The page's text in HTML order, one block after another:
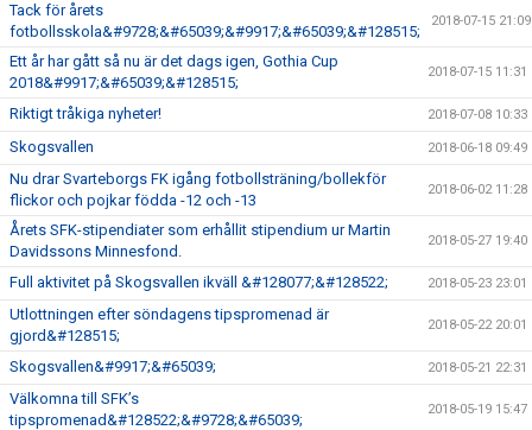
Tack för årets
fotbollsskola&#9728;&#65039;&#9917;&#65039;&#128515;
2018-07-15 21:09
Ett år har gått så nu är det dags igen, Gothia Cup
2018&#9917;&#65039;&#128515;
2018-07-15 11:31
Riktigt tråkiga nyheter! 2018-07-08 10:33
Skogsvallen 2018-06-18 09:49
Nu drar Svarteborgs FK igång fotbollsträning/bollekför
flickor och pojkar födda -12 och -13
2018-06-02 11:28
Årets SFK-stipendiater som erhållit stipendium ur Martin
Davidssons Minnesfond.
2018-05-27 19:40
Full aktivitet på Skogsvallen ikväll &#128077;&#128522; 2018-05-23 23:01
Utlottningen efter söndagens tipspromenad är
gjord&#128515;
2018-05-22 20:01
Skogsvallen&#9917;&#65039; 2018-05-21 22:31
Välkomna till SFK’s
tipspromenad&#128522;&#9728;&#65039;
2018-05-19 15:47